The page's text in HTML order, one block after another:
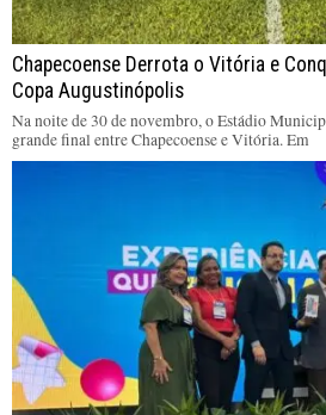
Chapecoense Derrota o Vitória e
Copa Augustinópolis
Na noite de 30 de novembro, o Estádio
grande final entre Chapecoense e Vitória. Em